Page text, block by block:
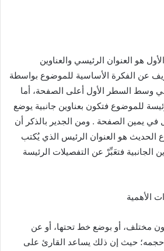
هو العنوان الرئيسي والعناوين
عن الفكرة الأساسية للموضوع بواسطة
وسط السطر الأول أعلى الصفحة، أما
للموضوع فتكون بعناوين جانبية يوضع
يمين الصفحة . ومن الجدير بالذكر أن
الحديث هو العنوان الرئيس الذي يُكتب
الجانبية فتعَبِّرْ عن التفصيلات الرئيسة
الأهمية
مختلف، أو بوضع خط تحتها، أو عن
حجمه؛ حيث إن ذلك يساعد القارئ على